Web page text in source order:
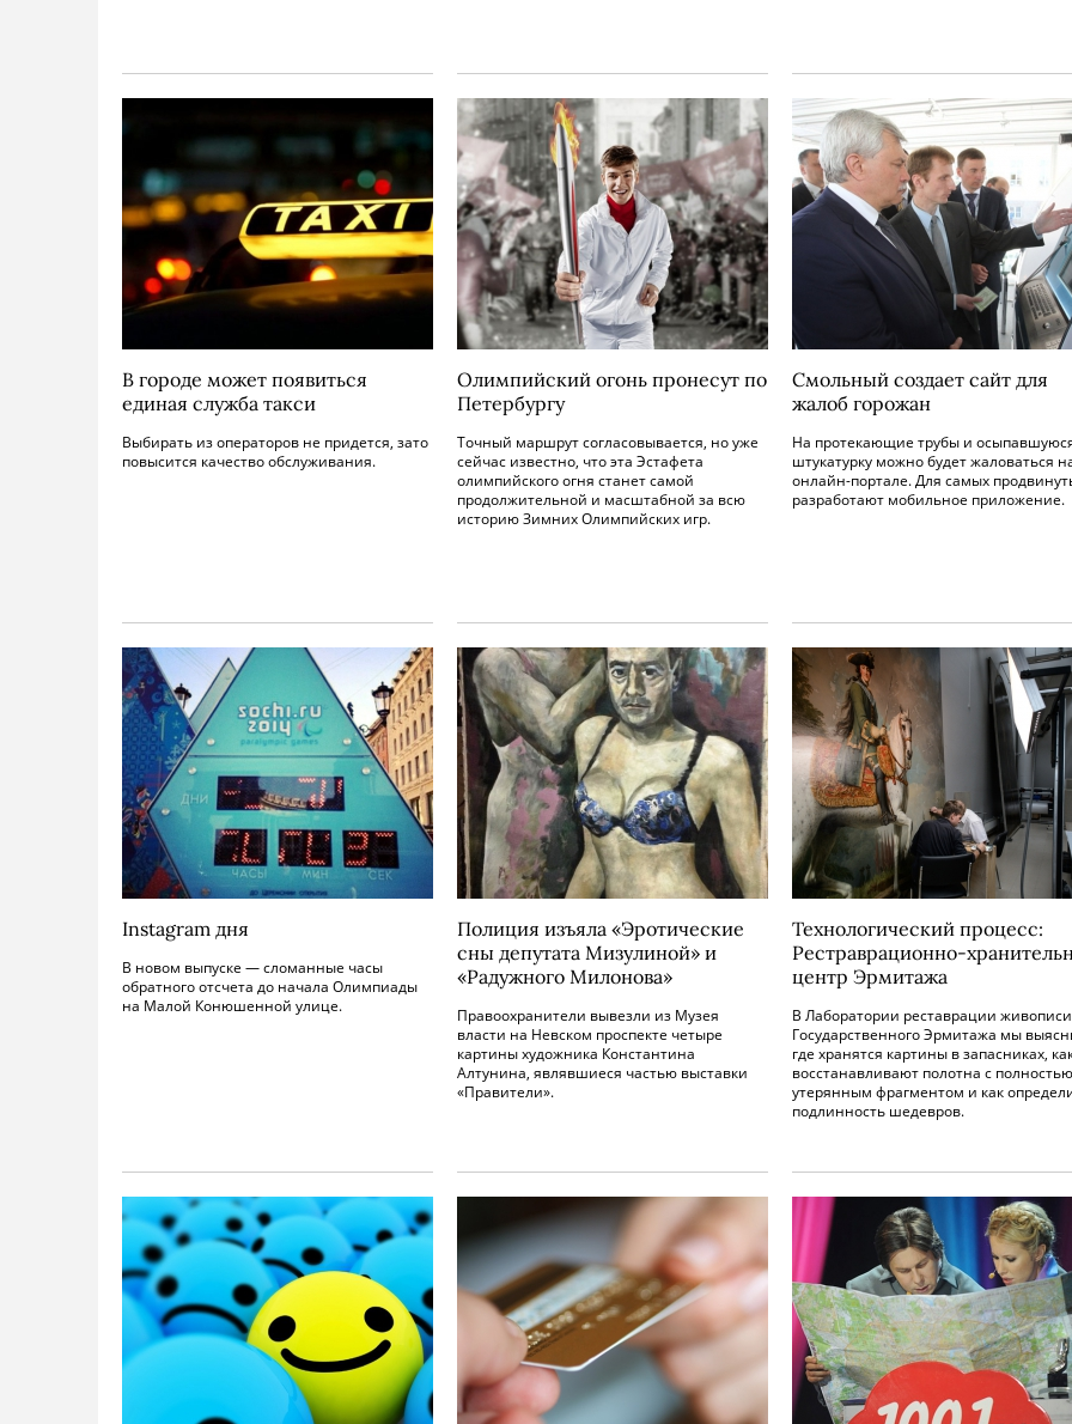
В городе может появиться
единая служба такси
Выбирать из операторов не придется, зато
повысится качество обслуживания.
Олимпийский огонь пронесут по
Петербургу
Точный маршрут согласовывается, но уже
сейчас известно, что эта Эстафета
олимпийского огня станет самой
продолжительной и масштабной за всю
историю Зимних Олимпийских игр.
Смольный создает сайт для
жалоб горожан
На протекающие трубы и
штукатурку можно будет жаловаться
онлайн-портале. Для самых
разработают мобильное приложение.
Instagram дня
В новом выпуске — сломанные часы
обратного отсчета до начала Олимпиады
на Малой Конюшенной улице.
Полиция изъяла «Эротические
сны депутата Мизулиной» и
«Радужного Милонова»
Правоохранители вывезли из Музея
власти на Невском проспекте четыре
картины художника Константина
Алтунина, являвшиеся частью выставки
«Правители».
Технологический процесс:
Рестраврационно-
центр Эрмитажа
В Лаборатории реставрации живописи
Государственного Эрмитажа мы
где хранятся картины в запасниках,
восстанавливают полотна с полностью
утерянным фрагментом и как
подлинность шедевров.